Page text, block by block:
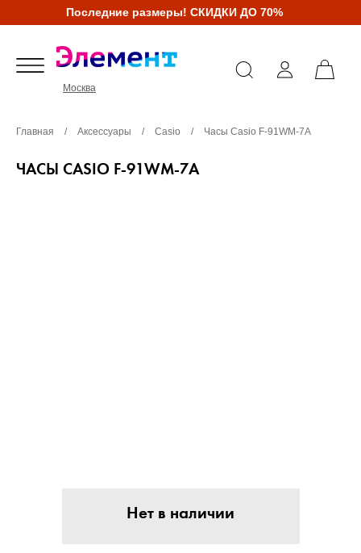
Последние размеры! СКИДКИ ДО 70%
Москва
Главная / Аксессуары / Casio / Часы Casio F-91WM-7A
ЧАСЫ CASIO F-91WM-7A
Нет в наличии